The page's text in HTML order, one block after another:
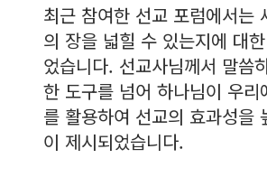
최근 참여한 선교 포럼에서는
의 장을 넓힐 수 있는지에 대
었습니다. 선교사님께서 말씀
한 도구를 넘어 하나님이 우
를 활용하여 선교의 효과성을
이 제시되었습니다.